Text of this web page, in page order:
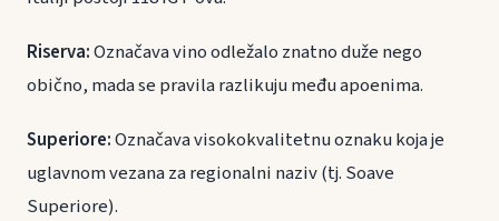
Riserva:Označava vino odležalo znatno duže nego
obično, mada se pravila razlikuju među apoenima.
Superiore:Označava visokokvalitetnu oznaku koja je
uglavnom vezana za regionalni naziv (tj. Soave
Superiore).